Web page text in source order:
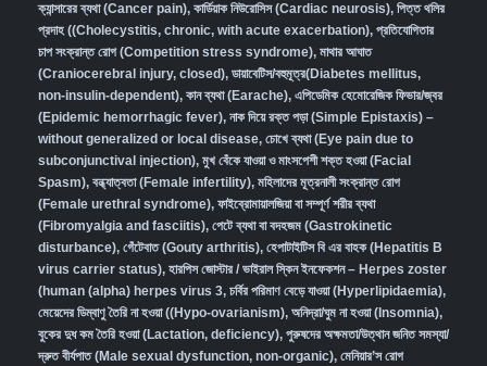
ক্যান্সারের ব্যথা (Cancer pain), কার্ডিয়াক নিউরোসিস (Cardiac neurosis), পিত্ত থলির
প্রদাহ ((Cholecystitis, chronic, with acute exacerbation), প্রতিযোগিতার
চাপ সংক্রান্ত রোগ (Competition stress syndrome), মাথার আঘাত
(Craniocerebral injury, closed), ডায়াবেটিস/বহুমূত্র(Diabetes mellitus,
non-insulin-dependent), কান ব্যথা (Earache), এপিডেমিক হেমোরেজিক ফিভার/জ্বর
(Epidemic hemorrhagic fever), নাক দিয়ে রক্ত পড়া (Simple Epistaxis) –
without generalized or local disease, চোখে ব্যথা (Eye pain due to
subconjunctival injection), মুখ বেঁকে যাওয়া ও মাংসপেশী শক্ত হওয়া (Facial
Spasm), বন্ধ্যাত্বতা (Female infertility), মহিলাদের মূত্রনালী সংক্রান্ত রোগ
(Female urethral syndrome), ফাইব্রোমায়ালজিয়া বা সম্পূর্ণ শরীর ব্যথা
(Fibromyalgia and fasciitis), পেটে ব্যথা বা বদহজম (Gastrokinetic
disturbance), গেঁটেবাত (Gouty arthritis), হেপাটাইটিস বি এর বাহক (Hepatitis B
virus carrier status), হারপিস জোস্টার / ভাইরাল স্কিন ইনফেকশন – Herpes zoster
(human (alpha) herpes virus 3, চর্বির পরিমাণ বেড়ে যাওয়া (Hyperlipidaemia),
মেয়েদের ডিম্বাণু তৈরি না হওয়া ((Hypo-ovarianism), অনিদ্রা/ঘুম না হওয়া (Insomnia),
বুকের দুধ কম তৈরি হওয়া (Lactation, deficiency), পুরুষদের অক্ষমতা/উত্থান জনিত সমস্যা/
দ্রুত বীর্যপাত (Male sexual dysfunction, non-organic), মেনিয়ার’স রোগ